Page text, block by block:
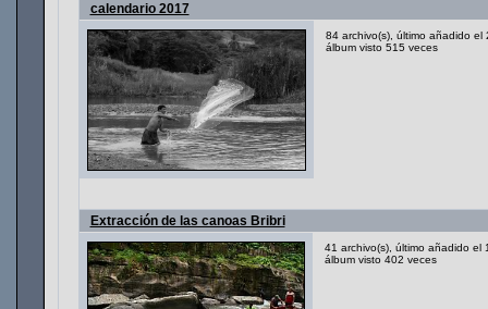
calendario 2017
84 archivo(s), último añadido
álbum visto 515 veces
Extracción de las canoas Bribri
41 archivo(s), último añadido el
álbum visto 402 veces